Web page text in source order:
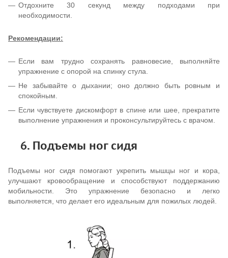
Отдохните 30 секунд между подходами при
необходимости.
Рекомендации:
Если вам трудно сохранять равновесие, выполняйте
упражнение с опорой на спинку стула.
Не забывайте о дыхании; оно должно быть ровным и
спокойным.
Если чувствуете дискомфорт в спине или шее, прекратите
выполнение упражнения и проконсультируйтесь с врачом.
6. Подъемы ног сидя
Подъемы ног сидя помогают укрепить мышцы ног и кора,
улучшают кровообращение и способствуют поддержанию
мобильности. Это упражнение безопасно и легко
выполняется, что делает его идеальным для пожилых людей.